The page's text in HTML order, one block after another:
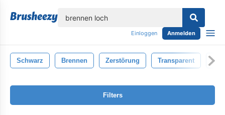
Einloggen Anmelden
Schwarz Brennen Zerstörung Transparent
Filters